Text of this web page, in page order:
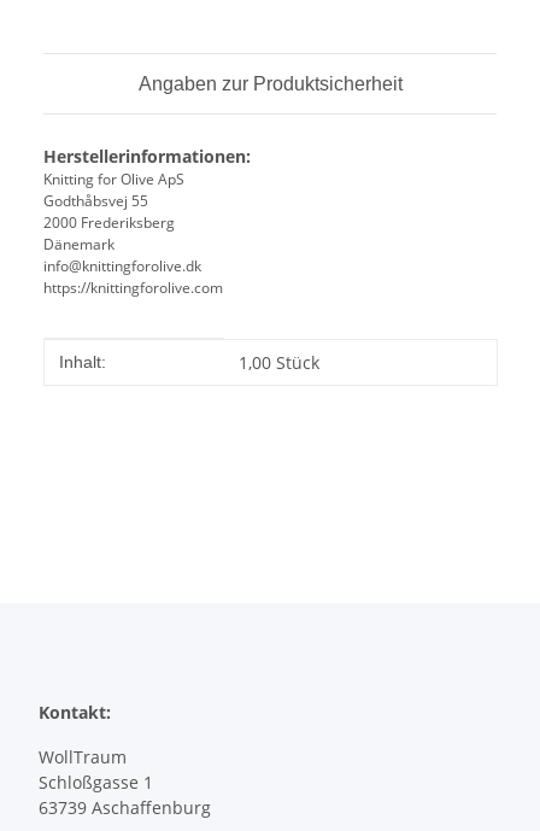
Angaben zur Produktsicherheit
Herstellerinformationen:
Knitting for Olive ApS
Godthåbsvej 55
2000 Frederiksberg
Dänemark
info@knittingforolive.dk
https://knittingforolive.com
Produkteigenschaft
Wert
Inhalt: 1,00 Stück
Kontakt:
WollTraum
Schloßgasse 1
63739 Aschaffenburg